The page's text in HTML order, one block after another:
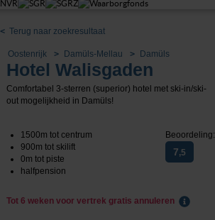
<Terug naar zoekresultaat
Oostenrijk Damüls-Mellau Damüls
Hotel Walisgaden
Comfortabel 3-sterren (superior) hotel met ski-in/ski-
out mogelijkheid in Damüls!
1500m tot centrum
900m tot skilift
0m tot piste
halfpension
Beoordeling:
7,5
Tot 6 weken voor vertrek gratis annuleren